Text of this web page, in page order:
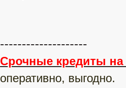
--------------------
Срочные кредиты на
оперативно, выгодно.